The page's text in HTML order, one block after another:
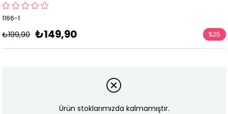
1166-1
₺199,90 ₺149,90 %25
İndirim
Ürün stoklarımızda kalmamıştır.